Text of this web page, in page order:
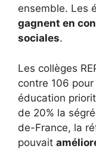
ensemble. Les
gagnent en
sociales.
Les collèges
contre 106
éducation
de 20% la
de-France, la
pouvait